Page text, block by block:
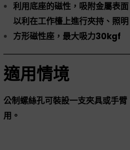
利用底座的磁性，吸附金屬表
以利在工作檯上進行夾持、照
方形磁性座，最大吸力30kgf
適用情境
公制螺絲孔可裝設一支夾具或手
用。